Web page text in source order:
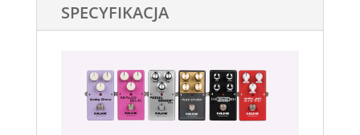
SPECYFIKACJA